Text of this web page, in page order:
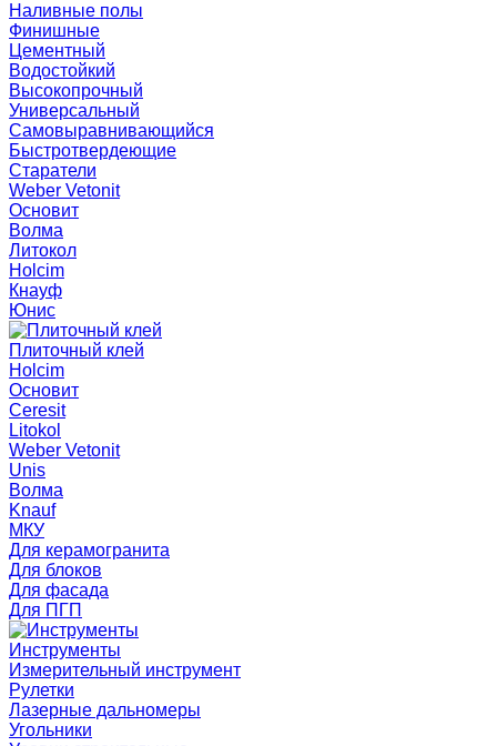
Наливные полы
Финишные
Цементный
Водостойкий
Высокопрочный
Универсальный
Самовыравнивающийся
Быстротвердеющие
Старатели
Weber Vetonit
Основит
Волма
Литокол
Holcim
Кнауф
Юнис
Плиточный клей
Holcim
Основит
Ceresit
Litokol
Weber Vetonit
Unis
Волма
Knauf
МКУ
Для керамогранита
Для блоков
Для фасада
Для ПГП
Инструменты
Измерительный инструмент
Рулетки
Лазерные дальномеры
Угольники